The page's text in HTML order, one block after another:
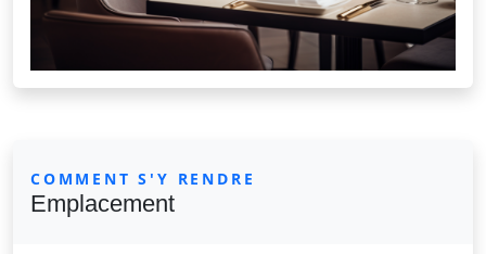
COMMENT S'Y RENDRE
Emplacement